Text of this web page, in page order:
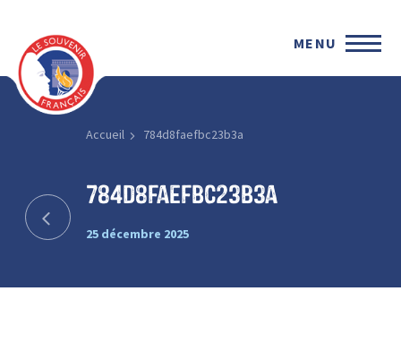
MENU
Accueil 784d8faefbc23b3a
784d8faefbc23b3a
25 décembre 2025